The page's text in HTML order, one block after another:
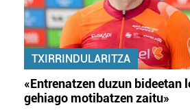
TXIRRINDULARITZA
«Entrenatzen duzun bideetan
gehiago motibatzen zaitu»